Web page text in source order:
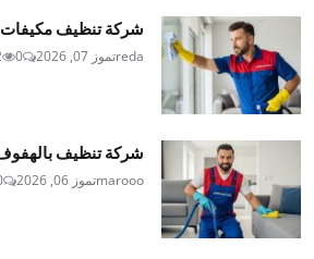
شركة تنظيف
redaتموز 07, 2026 0
شركة تنظيف
maroooتموز 06, 2026